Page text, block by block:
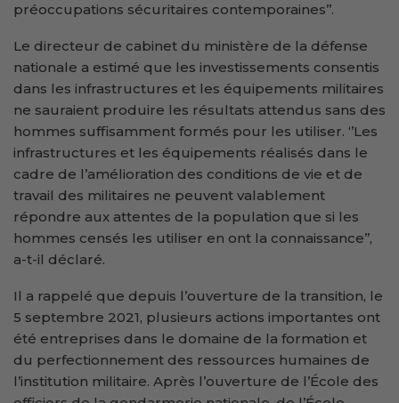
préoccupations sécuritaires contemporaines’’.
Le directeur de cabinet du ministère de la défense
nationale a estimé que les investissements consentis
dans les infrastructures et les équipements militaires
ne sauraient produire les résultats attendus sans des
hommes suffisamment formés pour les utiliser. ‘’Les
infrastructures et les équipements réalisés dans le
cadre de l’amélioration des conditions de vie et de
travail des militaires ne peuvent valablement
répondre aux attentes de la population que si les
hommes censés les utiliser en ont la connaissance’’,
a-t-il déclaré.
Il a rappelé que depuis l’ouverture de la transition, le
5 septembre 2021, plusieurs actions importantes ont
été entreprises dans le domaine de la formation et
du perfectionnement des ressources humaines de
l’institution militaire. Après l’ouverture de l’École des